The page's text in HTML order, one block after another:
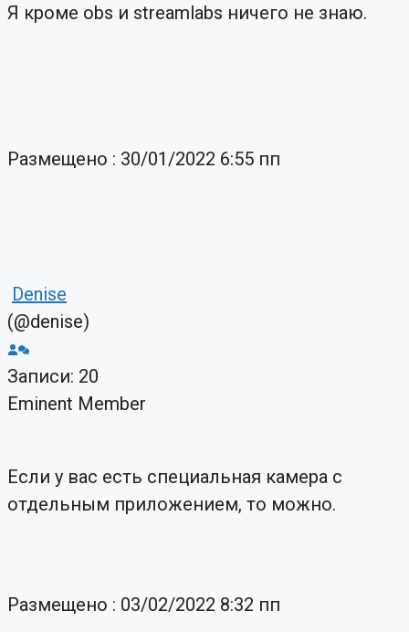
Я кроме obs и streamlabs ничего не знаю.
Размещено : 30/01/2022 6:55 пп
Denise
(@denise)
Записи: 20
Eminent Member
Если у вас есть специальная камера с
отдельным приложением, то можно.
Размещено : 03/02/2022 8:32 пп